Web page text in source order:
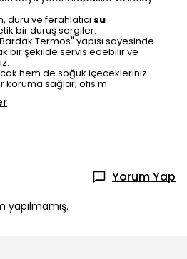
duru ve ferahlatıcı su
bir duruş sergiler.
Termos" yapısı sayesinde
bir şekilde servis edebilir ve
hem de soğuk içecekleriniz
koruma sağlar; ofis m
Yorum Yap
yapılmamış.